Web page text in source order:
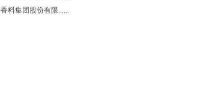
料集团股份有限......